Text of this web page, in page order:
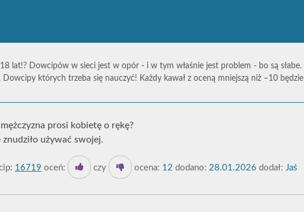
18 lat!? Dowcipów w sieci jest w opór - i w tym właśnie jest problem - bo są
Dowcipy których trzeba się nauczyć! Każdy kawał z oceną mniejszą niż –10
prosi kobietę o rękę?
znudziło używać swojej.
16719 oceń: czy ocena: 12 dodano: 28.01.2026 dodał: Jaś